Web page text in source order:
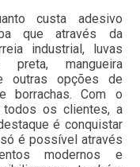
custa adesivo
que através da
industrial, luvas
preta, mangueira
outras opções de
borrachas. Com o
os clientes, a
é conquistar
é possível através
modernos e